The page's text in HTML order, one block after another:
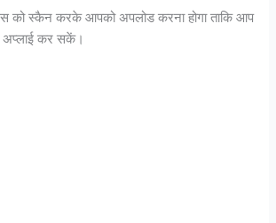
को स्कैन करके आपको अपलोड करना होगा ताकि आप
अप्लाई कर सकें।